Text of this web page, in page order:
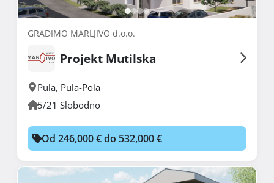
GRADIMO MARLJIVO d.o.o.
Projekt Mutilska
Pula, Pula-Pola
5/21 Slobodno
Od 246,000 € do 532,000 €